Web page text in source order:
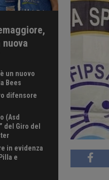
un nuovo
Bees
difensore
(Asd
del Giro del
in evidenza
e